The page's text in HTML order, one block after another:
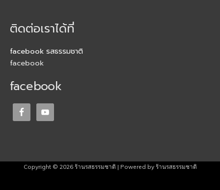
ติดต่อเราได้ที่
facebook รสธรรมชาติ
facebook
facebook
Copyright © 2026 ร้านรสธรรมชาติ | Powered by ร้านรสธรรมชาติ